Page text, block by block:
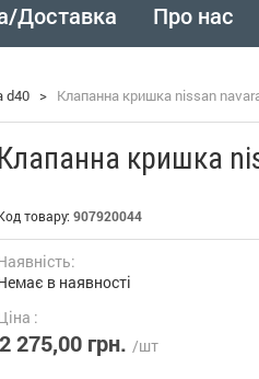
Доставка Про нас
d40 > Клапанна кришка nissan
Клапанна кришка
товару: 907920044
в наявності
:
2 275,00 грн. /шт